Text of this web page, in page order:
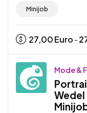
Minijob
27,00Euro -
Mode &